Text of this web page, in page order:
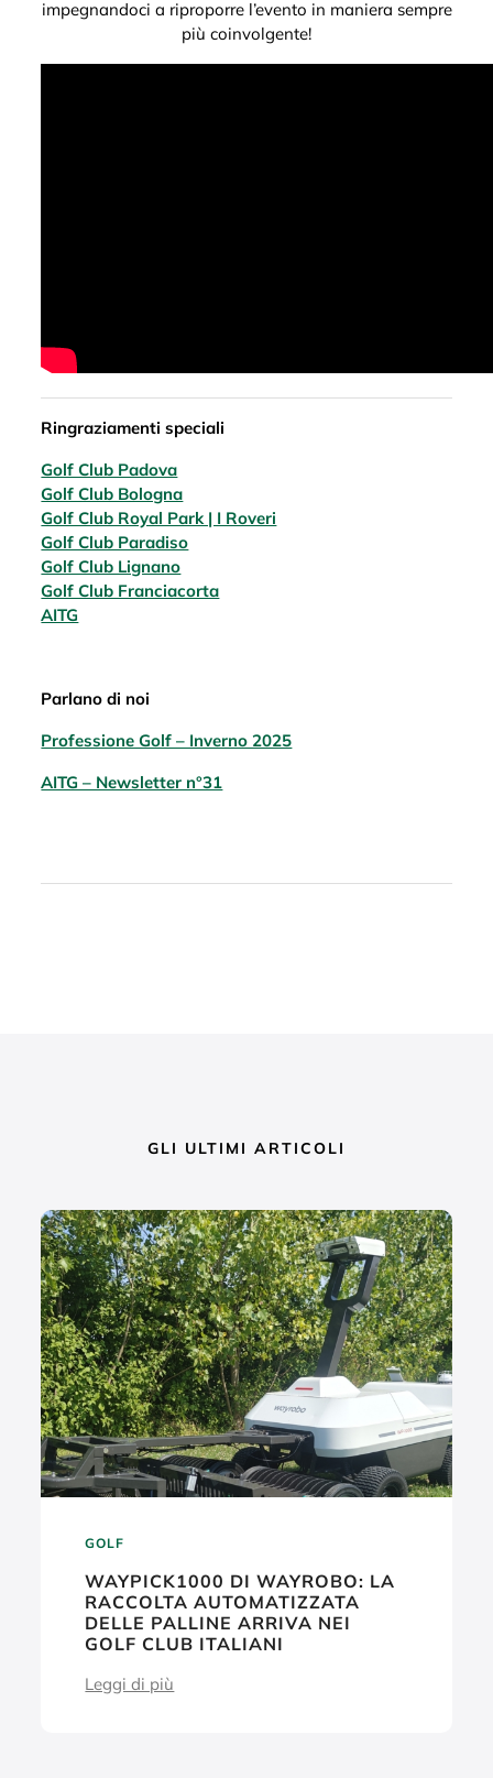
impegnandoci a riproporre l’evento in maniera sempre
più coinvolgente!
Ringraziamenti speciali
Golf Club Padova
Golf Club Bologna
Golf Club Royal Park | I Roveri
Golf Club Paradiso
Golf Club Lignano
Golf Club Franciacorta
AITG
Parlano di noi
Professione Golf – Inverno 2025
AITG – Newsletter n°31
GLI ULTIMI ARTICOLI
GOLF
WAYPICK1000 DI WAYROBO: LA
RACCOLTA AUTOMATIZZATA
DELLE PALLINE ARRIVA NEI
GOLF CLUB ITALIANI
Leggi di più